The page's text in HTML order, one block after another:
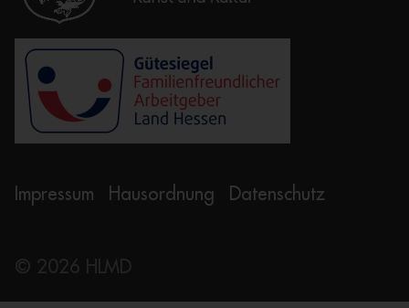
Impressum Hausordnung Datenschutz
© 2026 HLMD